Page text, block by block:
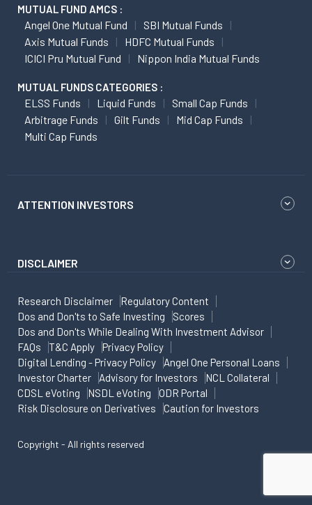
MUTUAL FUND AMCS :
Angel One Mutual Fund
SBI Mutual Funds
Axis Mutual Funds
HDFC Mutual Funds
ICICI Pru Mutual Fund
Nippon India Mutual Funds
MUTUAL FUNDS CATEGORIES :
ELSS Funds Liquid Funds
Small Cap Funds
Arbitrage Funds
Gilt Funds
Mid Cap Funds
Multi Cap Funds
ATTENTION INVESTORS
DISCLAIMER
Research Disclaimer
Regulatory Content
Dos and Don'ts to Safe Investing
Scores
Dos and Don'ts While Dealing With Investment Advisor
FAQs
T&C Apply
Privacy Policy
Digital Lending - Privacy Policy
Angel One Personal Loans
Investor Charter
Advisory for Investors
NCL Collateral
CDSL eVoting
NSDL eVoting
ODR Portal
Risk Disclosure on Derivatives
Caution for Investors
Copyright - All rights reserved